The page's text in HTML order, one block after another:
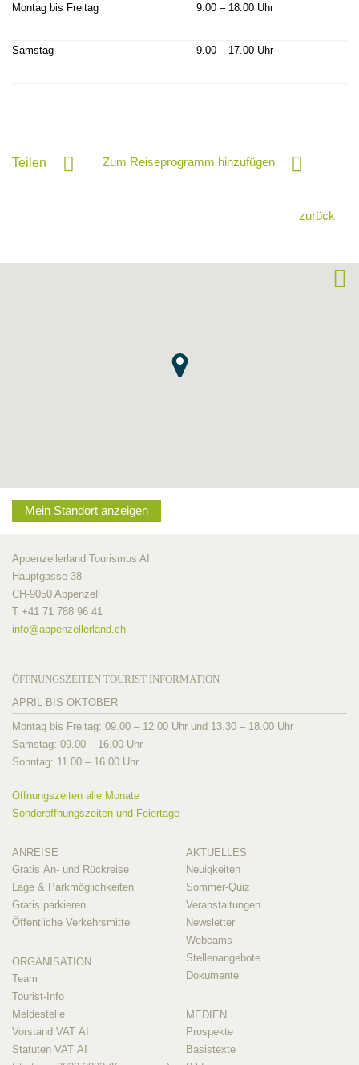
Montag bis Freitag 9.00 – 18.00 Uhr
Samstag 9.00 – 17.00 Uhr
Teilen Zum Reiseprogramm hinzufügen
zurück
Mein Standort anzeigen
Appenzellerland Tourismus AI
Hauptgasse 38
CH-9050 Appenzell
T +41 71 788 96 41
info@appenzellerland.ch
ÖFFNUNGSZEITEN TOURIST INFORMATION
APRIL BIS OKTOBER
Montag bis Freitag: 09.00 – 12.00 Uhr und 13.30 – 18.00 Uhr
Samstag: 09.00 – 16.00 Uhr
Sonntag: 11.00 – 16.00 Uhr
Öffnungszeiten alle Monate
Sonderöffnungszeiten und Feiertage
ANREISE
Gratis An- und Rückreise
Lage & Parkmöglichkeiten
Gratis parkieren
Öffentliche Verkehrsmittel
ORGANISATION
Team
Tourist-Info
Meldestelle
Vorstand VAT AI
Statuten VAT AI
AKTUELLES
Neuigkeiten
Sommer-Quiz
Veranstaltungen
Newsletter
Webcams
Stellenangebote
Dokumente
MEDIEN
Prospekte
Basistexte